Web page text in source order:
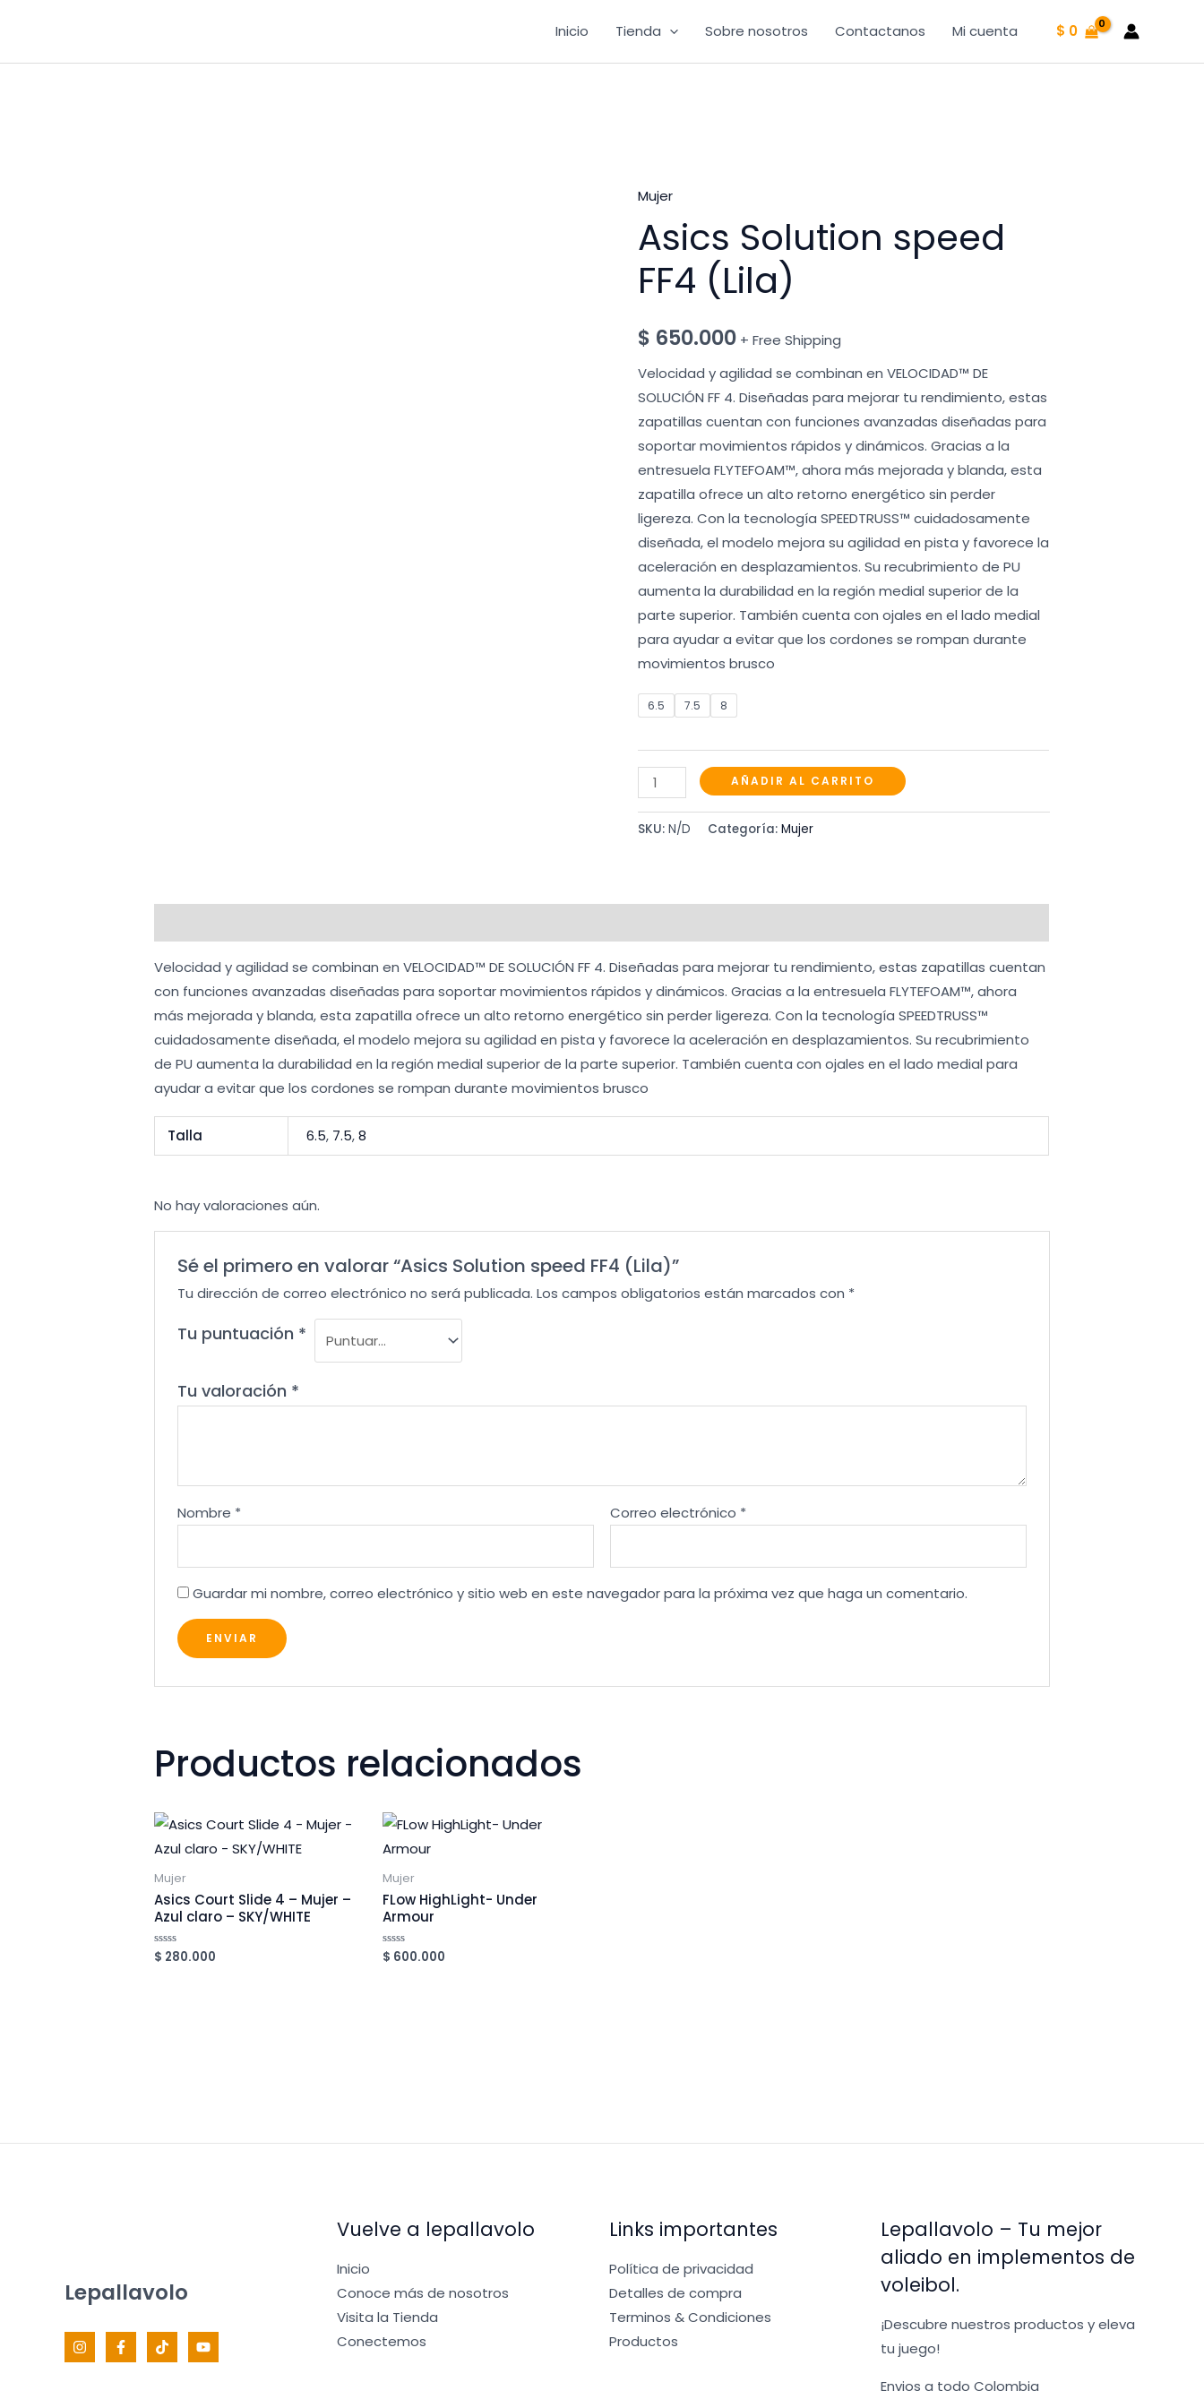
contenido
Inicio Tienda Sobre nosotros Contactanos Mi cuenta $ 0
Mujer
Asics Solution speed
FF4 (Lila)
$ 650.000 + Free Shipping
Velocidad y agilidad se combinan en VELOCIDAD™ DE
SOLUCIÓN FF 4. Diseñadas para mejorar tu rendimiento, estas
zapatillas cuentan con funciones avanzadas diseñadas para
soportar movimientos rápidos y dinámicos. Gracias a la
entresuela FLYTEFOAM™, ahora más mejorada y blanda, esta
zapatilla ofrece un alto retorno energético sin perder
ligereza. Con la tecnología SPEEDTRUSS™ cuidadosamente
diseñada, el modelo mejora su agilidad en pista y favorece la
aceleración en desplazamientos. Su recubrimiento de PU
aumenta la durabilidad en la región medial superior de la
parte superior. También cuenta con ojales en el lado medial
para ayudar a evitar que los cordones se rompan durante
movimientos brusco
6.5 7.5 8
Asics
Solution
speed
AÑADIR AL CARRITO
SKU: N/D Categoría: Mujer
Velocidad y agilidad se combinan en VELOCIDAD™ DE SOLUCIÓN FF 4. Diseñadas para mejorar tu rendimiento, estas zapatillas cuentan
con funciones avanzadas diseñadas para soportar movimientos rápidos y dinámicos. Gracias a la entresuela FLYTEFOAM™, ahora
más mejorada y blanda, esta zapatilla ofrece un alto retorno energético sin perder ligereza. Con la tecnología SPEEDTRUSS™
cuidadosamente diseñada, el modelo mejora su agilidad en pista y favorece la aceleración en desplazamientos. Su recubrimiento
de PU aumenta la durabilidad en la región medial superior de la parte superior. También cuenta con ojales en el lado medial para
ayudar a evitar que los cordones se rompan durante movimientos brusco
Talla 6.5, 7.5,8
No hay valoraciones aún.
Sé el primero en valorar “Asics Solution speed FF4 (Lila)”
Tu dirección de correo electrónico no será publicada. Los campos obligatorios están marcados con *
Tu puntuación *
Tu valoración *
Nombre * Correo electrónico *
Guardar mi nombre, correo electrónico y sitio web en este navegador para la próxima vez que haga un comentario.
Productos relacionados
Mujer
Asics Court Slide 4 – Mujer –
Azul claro – SKY/WHITE
Valorado
en
$ 280.000
Mujer
FLow HighLight- Under
Armour
Valorado
en
$ 600.000
Lepallavolo
Vuelve a lepallavolo
Inicio
Conoce más de nosotros
Visita la Tienda
Conectemos
Links importantes
Política de privacidad
Detalles de compra
Terminos & Condiciones
Productos
Lepallavolo – Tu mejor
aliado en implementos de
voleibol.
¡Descubre nuestros productos y eleva
tu juego!
Envios a todo Colombia